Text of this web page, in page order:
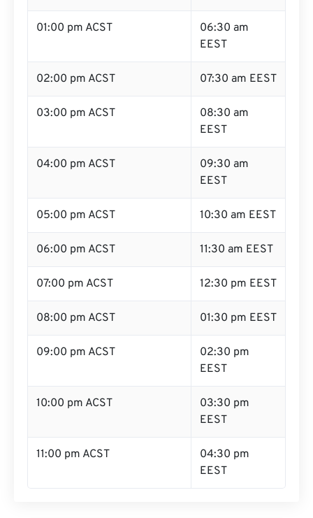
01:00 pm ACST
06:30 am
EEST
02:00 pm ACST 07:30 am EEST
03:00 pm ACST
08:30 am
EEST
04:00 pm ACST
09:30 am
EEST
05:00 pm ACST 10:30 am EEST
06:00 pm ACST 11:30 am EEST
07:00 pm ACST 12:30 pm EEST
08:00 pm ACST 01:30 pm EEST
09:00 pm ACST
02:30 pm
EEST
10:00 pm ACST
03:30 pm
EEST
11:00 pm ACST
04:30 pm
EEST